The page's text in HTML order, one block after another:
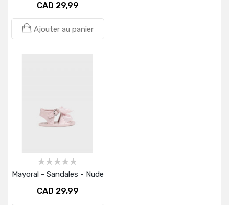
CAD 29,99
Ajouter au panier
Mayoral - Sandales - Nude
CAD 29,99